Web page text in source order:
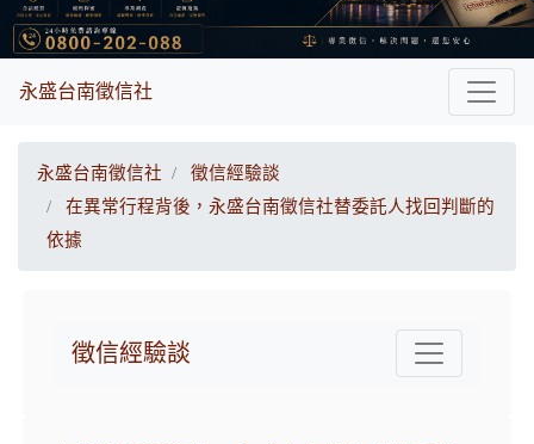
永盛台南徵信社
永盛台南徵信社
徵信經驗談
在異常行程背後，永盛台南徵信社替委託人找回判斷的
依據
徵信經驗談